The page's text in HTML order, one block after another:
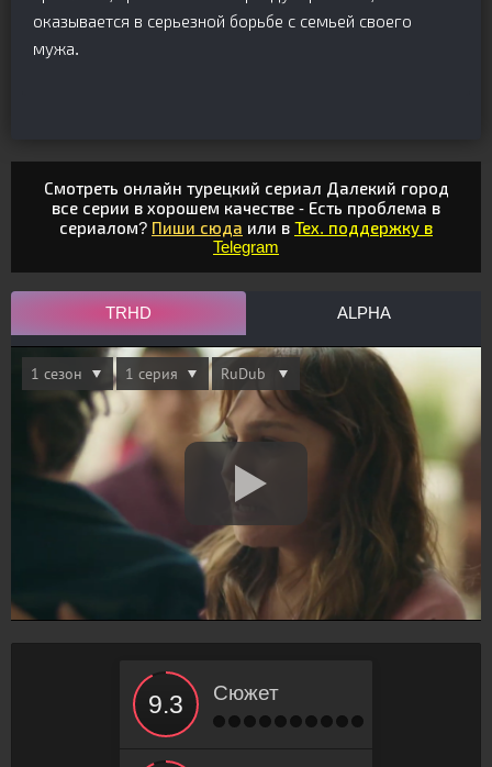
оказывается в серьезной борьбе с семьей своего
мужа.
Смотреть онлайн турецкий сериал Далекий город
все серии в хорошем качестве - Есть проблема в
сериалом? Пиши сюда или в Тех. поддержку в
Telegram
TRHD ALPHA
Сюжет